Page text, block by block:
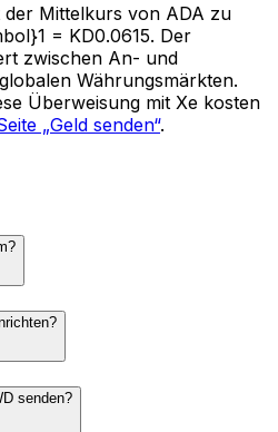
der Mittelkurs von ADA zu
= KD0.0615. Der
zwischen An- und
Währungsmärkten.
Überweisung mit Xe kosten
„Geld senden“.
senden?